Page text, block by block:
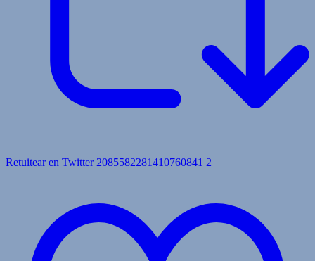
Retuitear en Twitter 2085582281410760841 2